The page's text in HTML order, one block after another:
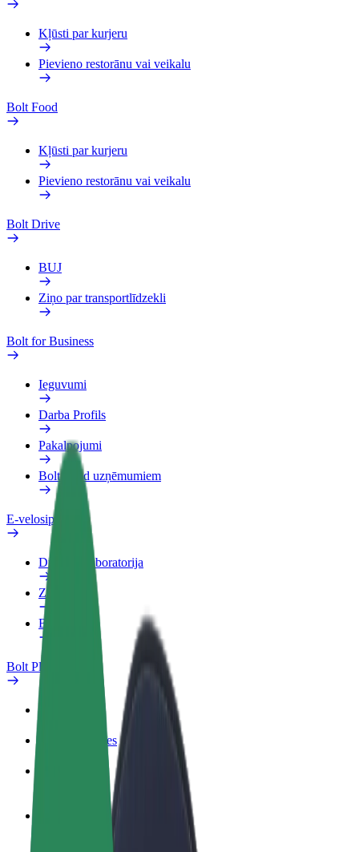
Kļūsti par kurjeru
Pievieno restorānu vai veikalu
Bolt Food
Kļūsti par kurjeru
Pievieno restorānu vai veikalu
Bolt Drive
BUJ
Ziņo par transportlīdzekli
Bolt for Business
Ieguvumi
Darba Profils
Pakalpojumi
Bolt Food uzņēmumiem
E-velosipēdi
Drošības laboratorija
Ziņot
BUJ
Bolt Plus
Kā pievienoties
Kļūsti par autovadītāju
Gūsti ieņēmumus, kā vēlies